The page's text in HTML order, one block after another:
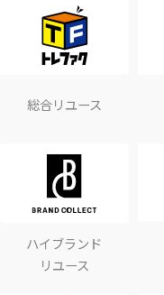
総合リユース
ハイブランド
リユース